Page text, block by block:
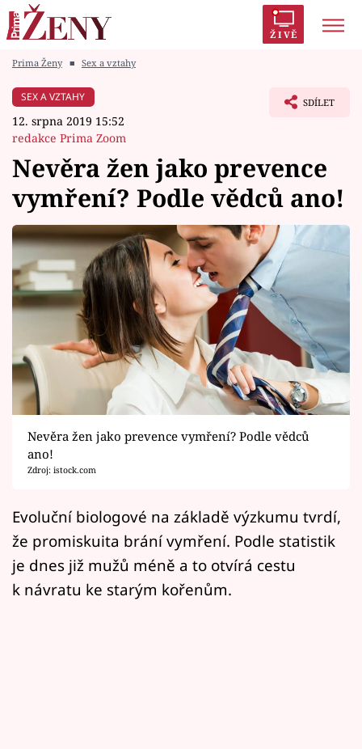
ŽIVĚ
Módní alarm
Témata
Celebrity
Vztahy
Horoskopy
Sledujte prima+
Filmový festival Karlovy Vary
Mámy sobě
Přihlášení
Prima Ženy ■ Sex a vztahy
SEX A VZTAHY
12. srpna 2019 15:52
redakce Prima Zoom
SDÍLET
Nevěra žen jako prevence
vymření? Podle vědců ano!
Nevěra žen jako prevence vymření? Podle vědců
ano!
Zdroj: istock.com
Evoluční biologové na základě výzkumu tvrdí,
že promiskuita brání vymření. Podle statistik
je dnes již mužů méně a to otvírá cestu
k návratu ke starým kořenům.